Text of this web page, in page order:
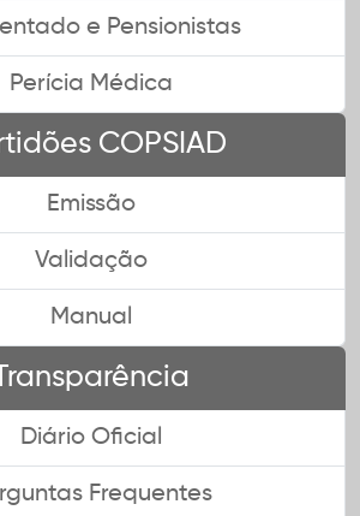
e Pensionistas
Perícia Médica
COPSIAD
Emissão
Validação
Manual
Transparência
Diário Oficial
Frequentes